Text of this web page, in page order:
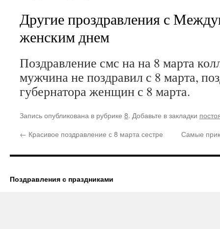
Другие проздравления с
женским днем
Поздравление смс на на 8 марта
мужчина не поздравил с 8 марта,
губернатора женщин с 8 марта.
Запись опубликована в рубрике 8. Добавьте в закладки
← Красивое поздравление с 8 марта сестре Самые
Поздравления с праздниками